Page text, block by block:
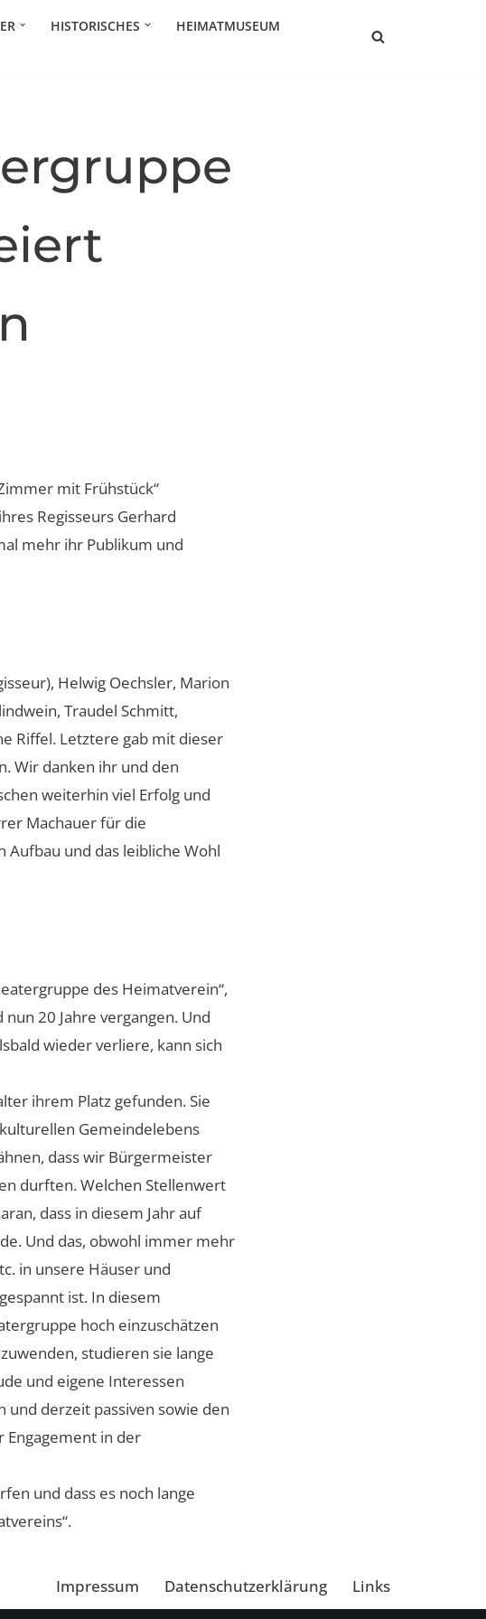
HISTORISCHES
HEIMATMUSEUM
mit Frühstück“
Regisseurs Gerhard
mehr ihr Publikum und
Helwig Oechsler, Marion
Traudel Schmitt,
Riffel. Letztere gab mit dieser
Wir danken ihr und den
weiterhin viel Erfolg und
Machauer für die
und das leibliche Wohl
des Heimatverein“,
20 Jahre vergangen. Und
wieder verliere, kann sich
ihrem Platz gefunden. Sie
Gemeindelebens
dass wir Bürgermeister
durften. Welchen Stellenwert
dass in diesem Jahr auf
Und das, obwohl immer mehr
in unsere Häuser und
ist. In diesem
hoch einzuschätzen
studieren sie lange
und eigene Interessen
derzeit passiven sowie den
in der
und dass es noch lange
Impressum Datenschutzerklärung Links